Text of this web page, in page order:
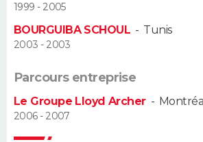
BONS PLANS
Carte de Noël
Carte Bonne année
Carte Saint-Valentin
Carte Pâques
Carte d'anniversaire
Dictionnaire
Biographies
Citations
Expressions
Proverbes
PROGRAMME TV
1999 - 2005
BOURGUIBA SCHOUL - Tunis
2003 - 2003
Parcours entreprise
Le Groupe Lloyd Archer- Montréal
2006 - 2007